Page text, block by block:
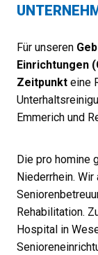
Für unseren
Einrichtungen
Zeitpunkt eine
Emmerich und
Die pro homine
Niederrhein.
Rehabilitation.
Hospital in